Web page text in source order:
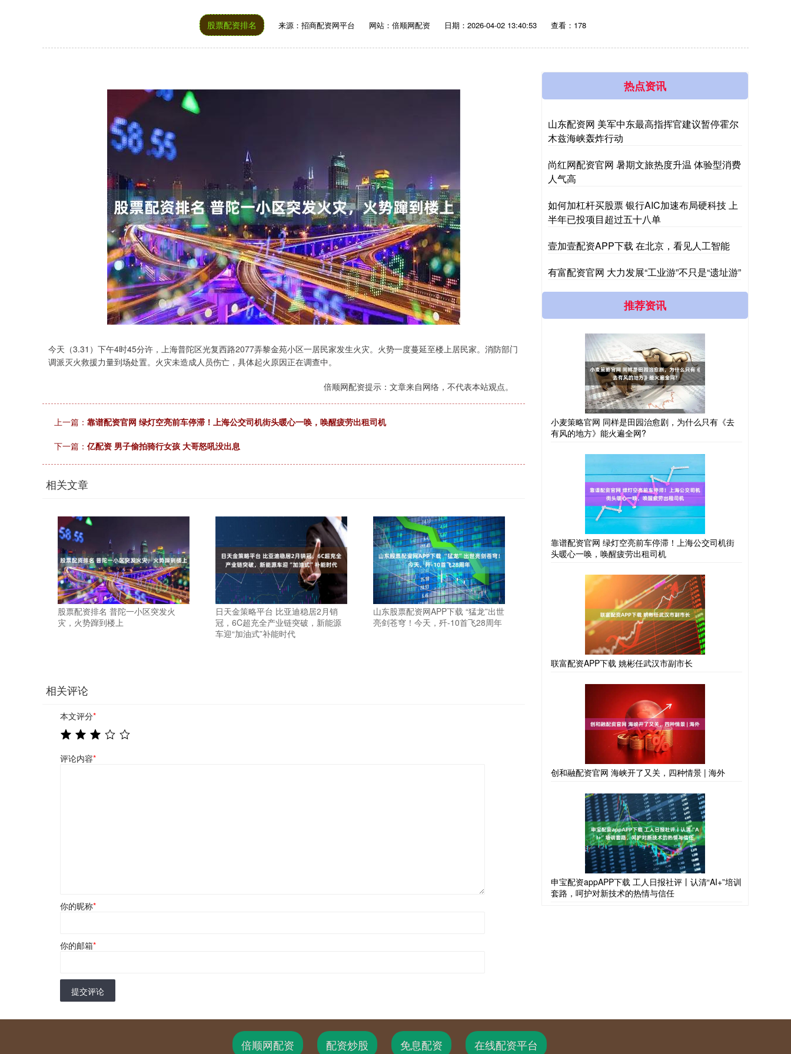
股票配资排名 来源：招商配资网平台 网站：倍顺网配资 日期：2026-04-02 13:40:53 查看：178
今天（3.31）下午4时45分许，上海普陀区光复西路2077弄黎金苑小区一居民家发生火灾。火势一度蔓延至楼上居民家。消防部门
调派灭火救援力量到场处置。火灾未造成人员伤亡，具体起火原因正在调查中。
倍顺网配资提示：文章来自网络，不代表本站观点。
上一篇： 靠谱配资官网 绿灯空亮前车停滞！上海公交司机街头暖心一唤，唤醒疲劳出租司机
下一篇： 亿配资 男子偷拍骑行女孩 大哥怒吼没出息
相关文章
股票配资排名 普陀一小区突发火
灾，火势蹿到楼上
日天金策略平台 比亚迪稳居2月销
冠，6C超充全产业链突破，新能源
车迎“加油式”补能时代
山东股票配资网APP下载 “猛龙”出世
亮剑苍穹！今天，歼-10首飞28周年
相关评论
本文评分*
评论内容*
你的昵称*
你的邮箱*
提交评论
热点资讯
山东配资网 美军中东最高指挥官建议暂停霍尔
木兹海峡轰炸行动
尚红网配资官网 暑期文旅热度升温 体验型消费
人气高
如何加杠杆买股票 银行AIC加速布局硬科技 上
半年已投项目超过五十八单
壹加壹配资APP下载 在北京，看见人工智能
有富配资官网 大力发展“工业游”不只是“遗址游”
推荐资讯
小麦策略官网 同样是田园治愈剧，为什么只有《去
有风的地方》能火遍全网?
靠谱配资官网 绿灯空亮前车停滞！上海公交司机街
头暖心一唤，唤醒疲劳出租司机
联富配资APP下载 姚彬任武汉市副市长
创和融配资官网 海峡开了又关，四种情景 | 海外
申宝配资appAPP下载 工人日报社评丨认清“AI+”培训
套路，呵护对新技术的热情与信任
倍顺网配资 配资炒股 免息配资 在线配资平台